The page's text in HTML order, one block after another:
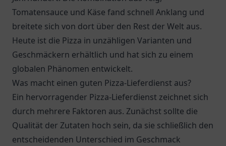
Tomatensauce und Käse fand schnell Anklang und
breitete sich von dort über den Rest der Welt aus.
Heute ist die Pizza in unzähligen Varianten und
Geschmäckern erhältlich und hat sich zu einem
globalen Phänomen entwickelt.
Was macht einen guten Pizza-Lieferdienst aus?
Ein hervorragender Pizza-Lieferdienst zeichnet sich
durch mehrere Faktoren aus. Zunächst sollte die
Qualität der Zutaten hoch sein, da sie schließlich den
entscheidenden Unterschied im Geschmack